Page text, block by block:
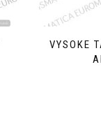
VYSOKE